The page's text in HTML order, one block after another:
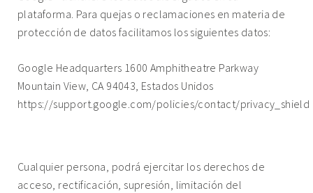
plataforma. Para quejas o reclamaciones en materia de
protección de datos facilitamos los siguientes datos:
Google Headquarters 1600 Amphitheatre Parkway
Mountain View, CA 94043, Estados Unidos
https://support.google.com/policies/contact/privacy_shield
Cualquier persona, podrá ejercitar los derechos de
acceso, rectificación, supresión, limitación del